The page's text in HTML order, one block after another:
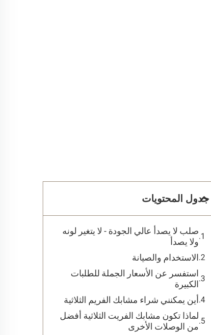
جدول المحتويات
صلب لا يصدأ عالي الجودة - لا يتغير لونه
ولا يصدأ
الاستخدام والصيانة
استفسر عن الأسعار الجملة للطلبات
الكبيرة
أين يمكنني شراء مشابك الفريم الثلاثية
لماذا تكون مشابك الفريت الثلاثية أفضل
من الوصلات الأخرى